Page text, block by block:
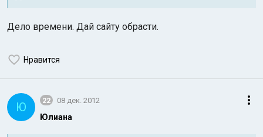
Дело времени. Дай сайту обрасти.
Нравится
Ю 22 08 дек. 2012
Юлиана